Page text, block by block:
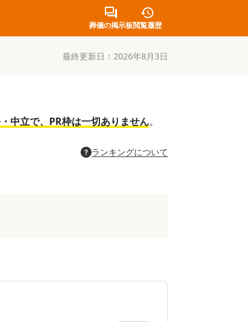
葬儀の掲示板閲覧履歴
最終更新日： 2026年8月3日
中立で、PR枠は一切ありません。
ランキングについて